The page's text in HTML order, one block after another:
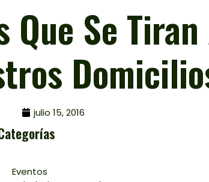
Se Tiran
julio 15, 2016
Eventos